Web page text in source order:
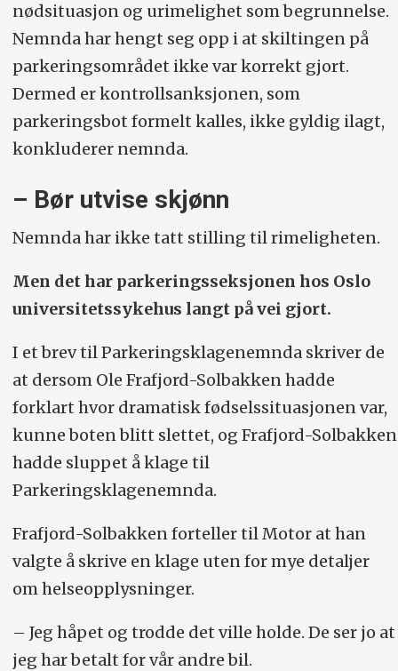
nødsituasjon og urimelighet som begrunnelse.
Nemnda har hengt seg opp i at skiltingen på
parkeringsområdet ikke var korrekt gjort.
Dermed er kontrollsanksjonen, som
parkeringsbot formelt kalles, ikke gyldig ilagt,
konkluderer nemnda.
– Bør utvise skjønn
Nemnda har ikke tatt stilling til rimeligheten.
Men det har parkeringsseksjonen hos Oslo
universitetssykehus langt på vei gjort.
I et brev til Parkeringsklagenemnda skriver de
at dersom Ole Frafjord-Solbakken hadde
forklart hvor dramatisk fødselssituasjonen var,
kunne boten blitt slettet, og Frafjord-Solbakken
hadde sluppet å klage til
Parkeringsklagenemnda.
Frafjord-Solbakken forteller til Motor at han
valgte å skrive en klage uten for mye detaljer
om helseopplysninger.
– Jeg håpet og trodde det ville holde. De ser jo at
jeg har betalt for vår andre bil.